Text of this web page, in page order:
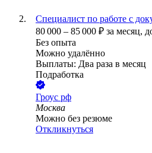
Специалист по работе с
80 000 – 85 000 ₽ за месяц,
Без опыта
Можно удалённо
Выплаты: Два раза в месяц
Подработка
Гроус рф
Москва
Можно без резюме
Откликнуться